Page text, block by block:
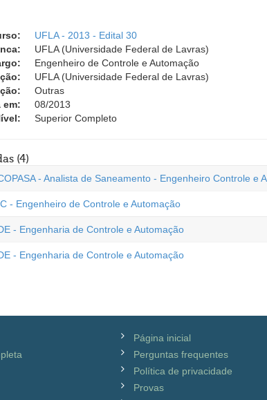
UFLA - 2013 - Edital 30
UFLA (Universidade Federal de Lavras)
Engenheiro de Controle e Automação
UFLA (Universidade Federal de Lavras)
Outras
em:
08/2013
Superior Completo
(4)
- Analista de Saneamento - Engenheiro Controle e
- Engenheiro de Controle e Automação
- Engenharia de Controle e Automação
- Engenharia de Controle e Automação
Página inicial
Perguntas frequentes
Política de privacidade
Provas